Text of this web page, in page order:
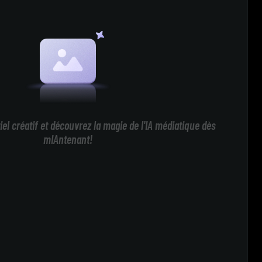
créatif et découvrez la magie de l'IA médiatique dès
mIAntenant!